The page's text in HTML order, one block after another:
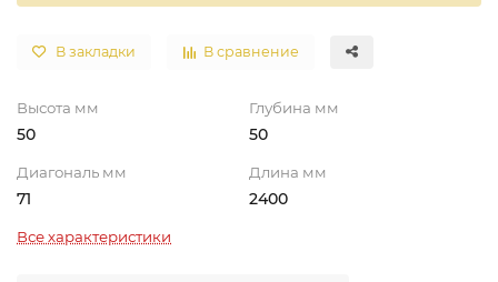
В закладки В сравнение
Высота мм
50
Глубина мм
50
Диагональ мм
71
Длина мм
2400
Все характеристики